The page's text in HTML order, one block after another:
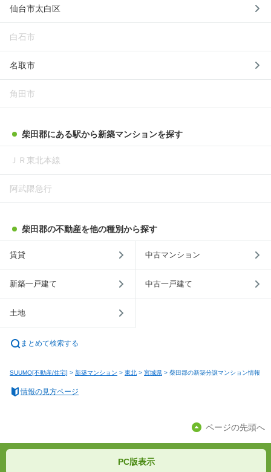
仙台市太白区
白石市
名取市
角田市
柴田郡にある駅から新築マンションを探す
ＪＲ東北本線
阿武隈急行
柴田郡の不動産を他の種別から探す
賃貸 中古マンション
新築一戸建て 中古一戸建て
土地
まとめて検索する
SUUMO[不動産/住宅] > 新築マンション > 東北 > 宮城県 > 柴田郡の新築分譲マンション情報
情報の見方ページ
ページの先頭へ
PC版表示